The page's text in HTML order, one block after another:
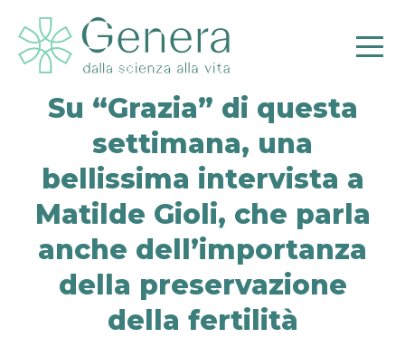
Su “Grazia” di questa
settimana, una
bellissima intervista a
Matilde Gioli, che parla
anche dell’importanza
della preservazione
della fertilità